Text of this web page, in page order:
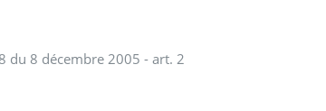
du 8 décembre 2005 - art. 2